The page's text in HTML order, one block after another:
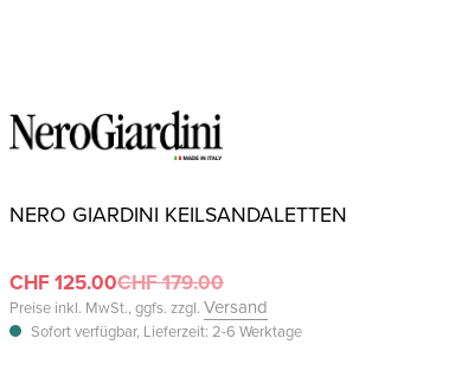
NERO GIARDINI KEILSANDALETTEN
CHF 125.00CHF 179.00
Preise inkl. MwSt., ggfs. zzgl. Versand
Sofort verfügbar, Lieferzeit: 2-6 Werktage